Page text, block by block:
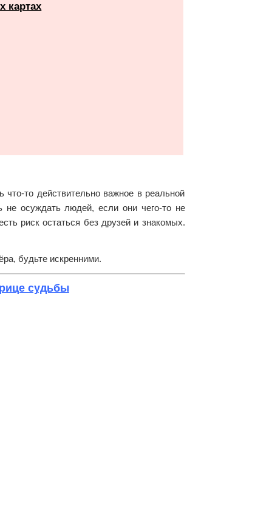
картах
что-то действительно важное в реальной
не осуждать людей, если они чего-то не
риск остаться без друзей и знакомых.
будьте искренними.
судьбы